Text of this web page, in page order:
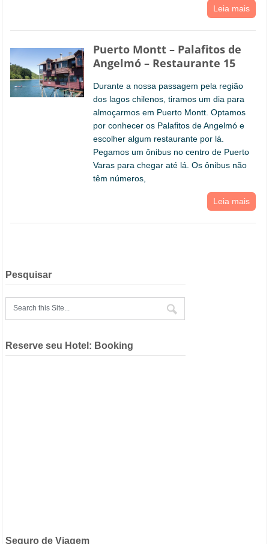
Leia mais
Puerto Montt – Palafitos de
Angelmó – Restaurante 15
Durante a nossa passagem pela região
dos lagos chilenos, tiramos um dia para
almoçarmos em Puerto Montt. Optamos
por conhecer os Palafitos de Angelmó e
escolher algum restaurante por lá.
Pegamos um ônibus no centro de Puerto
Varas para chegar até lá. Os ônibus não
têm números,
Leia mais
Pesquisar
Reserve seu Hotel: Booking
Seguro de Viagem